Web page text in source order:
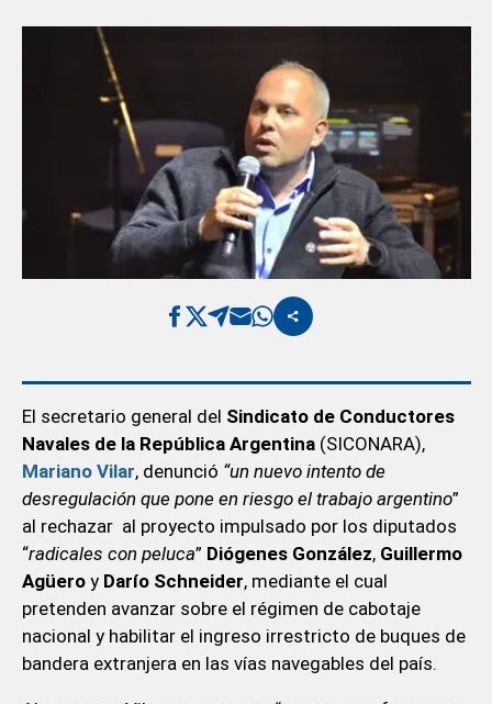
El secretario general del Sindicato de Conductores
Navales de la República Argentina (SICONARA),
Mariano Vilar, denunció “un nuevo intento de
desregulación que pone en riesgo el trabajo argentino”
al rechazar al proyecto impulsado por los diputados
“radicales con peluca” Diógenes González, Guillermo
Agüeroy Darío Schneider, mediante el cual
pretenden avanzar sobre el régimen de cabotaje
nacional y habilitar el ingreso irrestricto de buques de
bandera extranjera en las vías navegables del país.